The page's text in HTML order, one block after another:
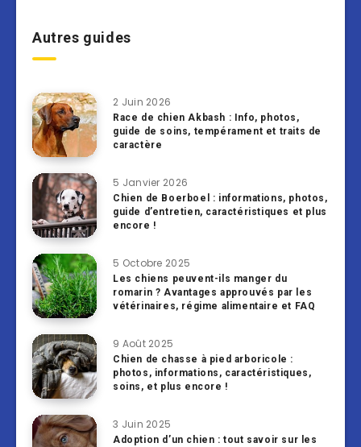
Autres guides
2 Juin 2026
Race de chien Akbash : Info, photos,
guide de soins, tempérament et traits de
caractère
5 Janvier 2026
Chien de Boerboel : informations, photos,
guide d’entretien, caractéristiques et plus
encore !
5 Octobre 2025
Les chiens peuvent-ils manger du
romarin ? Avantages approuvés par les
vétérinaires, régime alimentaire et FAQ
9 Août 2025
Chien de chasse à pied arboricole :
photos, informations, caractéristiques,
soins, et plus encore !
3 Juin 2025
Adoption d’un chien : tout savoir sur les